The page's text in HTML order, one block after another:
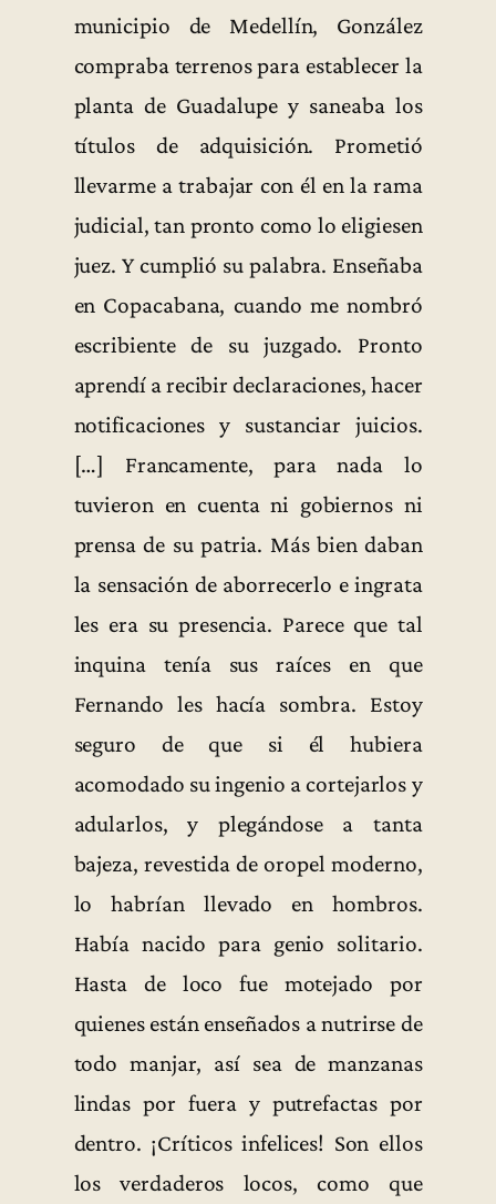
municipio de Medellín, González
compraba terrenos para establecer la
planta de Guadalupe y saneaba los
títulos de adquisición. Prometió
llevarme a trabajar con él en la rama
judicial, tan pronto como lo eligiesen
juez. Y cumplió su palabra. Enseñaba
en Copacabana, cuando me nombró
escribiente de su juzgado. Pronto
aprendí a recibir declaraciones, hacer
notificaciones y sustanciar juicios.
[…] Francamente, para nada lo
tuvieron en cuenta ni gobiernos ni
prensa de su patria. Más bien daban
la sensación de aborrecerlo e ingrata
les era su presencia. Parece que tal
inquina tenía sus raíces en que
Fernando les hacía sombra. Estoy
seguro de que si él hubiera
acomodado su ingenio a cortejarlos y
adularlos, y plegándose a tanta
bajeza, revestida de oropel moderno,
lo habrían llevado en hombros.
Había nacido para genio solitario.
Hasta de loco fue motejado por
quienes están enseñados a nutrirse de
todo manjar, así sea de manzanas
lindas por fuera y putrefactas por
dentro. ¡Críticos infelices! Son ellos
los verdaderos locos, como que